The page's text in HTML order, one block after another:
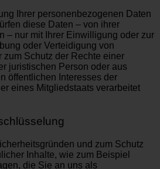
Ihrer personenbezogenen Daten
diese Daten – von ihrer
– nur mit Ihrer Einwilligung oder zur
oder Verteidigung von
zum Schutz der Rechte einer
juristischen Person oder aus
öffentlichen Interesses der
eines Mitgliedstaats verarbeitet
und zum Schutz
Inhalte, wie zum Beispiel
die Sie an uns als